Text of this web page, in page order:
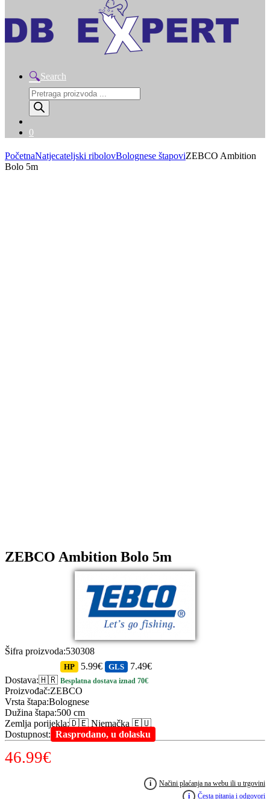
Search
Products
search
0
PočetnaNatjecateljski ribolovBolognese štapoviZEBCO Ambition
Bolo 5m
ZEBCO Ambition Bolo 5m
Šifra proizvoda:530308
Dostava:🇭🇷
HP 5.99€ GLS 7.49€
Besplatna dostava iznad 70€
Proizvođač:ZEBCO
Vrsta štapa:Bolognese
Dužina štapa:500 cm
Zemlja porijekla:🇩🇪 Njemačka 🇪🇺
Dostupnost: Rasprodano, u dolasku
46.99€
i
Načini plaćanja na webu ili u trgovini
i
Česta pitanja i odgovori